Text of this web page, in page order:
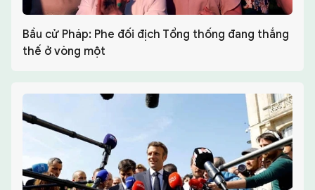
Bầu cử Pháp: Phe đối địch Tổng thống đang thắng
thế ở vòng một